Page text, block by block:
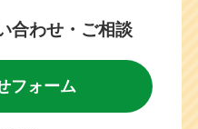
合わせ・ご相談
フォーム